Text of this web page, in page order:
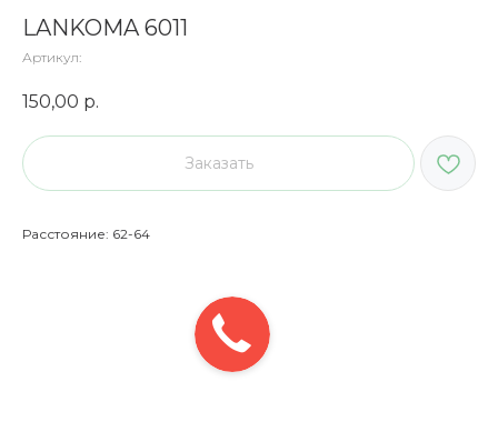
LANKOMA 6011
Артикул:
150,00 р.
Заказать
Расстояние: 62-64